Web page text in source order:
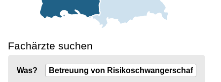
Fachärzte suchen
Was?